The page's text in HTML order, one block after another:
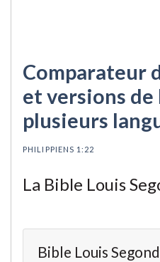
Comparateur
et versions de
plusieurs
PHILIPPIENS 1:22
La Bible Louis
Bible Louis